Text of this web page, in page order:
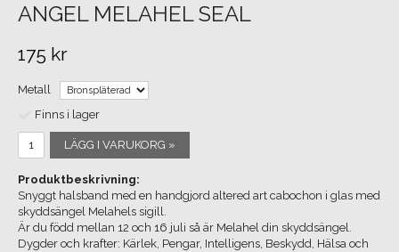
ANGEL MELAHEL SEAL
175 kr
Metall
Finns i lager
LÄGG I VARUKORG »
Produktbeskrivning:
Snyggt halsband med en handgjord altered art cabochon i glas med
skyddsängel Melahels sigill.
Är du född mellan 12 och 16 juli så är Melahel din skyddsängel.
Dygder och krafter: Kärlek, Pengar, Intelligens, Beskydd, Hälsa och